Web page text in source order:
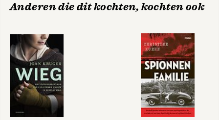
Anderen die dit kochten, kochten ook